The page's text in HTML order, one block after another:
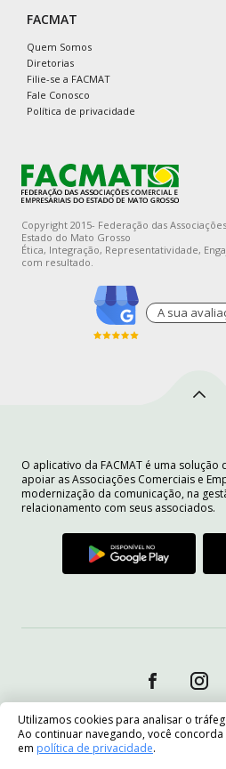
Utilizamos cookies para analisar o
Ao continuar navegando, você
em política de privacidade.
FACMAT
Quem Somos
Diretorias
Filie-se a FACMAT
Fale Conosco
Política de privacidade
Copyright 2015- Federação das
Estado do Mato Grosso
Ética, Integração, Representatividade,
com resultado.
A sua
O aplicativo da FACMAT é uma
apoiar as Associações Comerciais e
modernização da comunicação, na
relacionamento com seus associados.